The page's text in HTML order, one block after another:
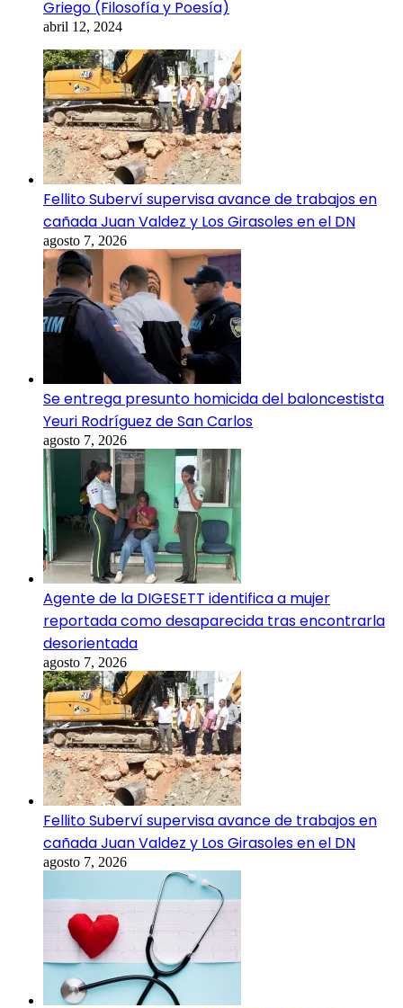
Griego (Filosofía y Poesía)
abril 12, 2024
Fellito Suberví supervisa avance de trabajos en
cañada Juan Valdez y Los Girasoles en el DN
agosto 7, 2026
Se entrega presunto homicida del baloncestista
Yeuri Rodríguez de San Carlos
agosto 7, 2026
Agente de la DIGESETT identifica a mujer
reportada como desaparecida tras encontrarla
desorientada
agosto 7, 2026
Fellito Suberví supervisa avance de trabajos en
cañada Juan Valdez y Los Girasoles en el DN
agosto 7, 2026